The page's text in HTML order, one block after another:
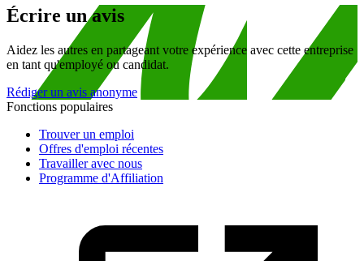
Écrire un avis
Aidez les autres en partageant votre expérience avec cette entreprise
en tant qu'employé ou candidat.
Rédiger un avis anonyme
Fonctions populaires
Trouver un emploi
Offres d'emploi récentes
Travailler avec nous
Programme d'Affiliation